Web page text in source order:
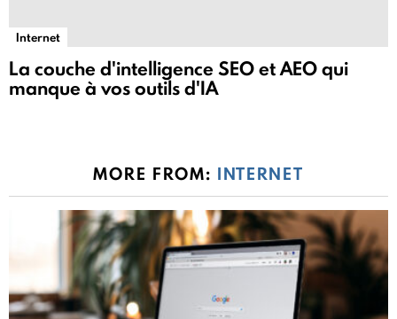
Internet
La couche d'intelligence SEO et AEO qui
manque à vos outils d'IA
MORE FROM: INTERNET